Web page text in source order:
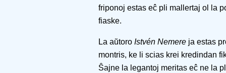
friponoj estas eĉ pli mallertaj ol la
fiaske.
La aŭtoro Istvén Nemere ja estas
montris, ke li scias krei kredindan
Ŝajne la legantoj meritas eĉ ne la